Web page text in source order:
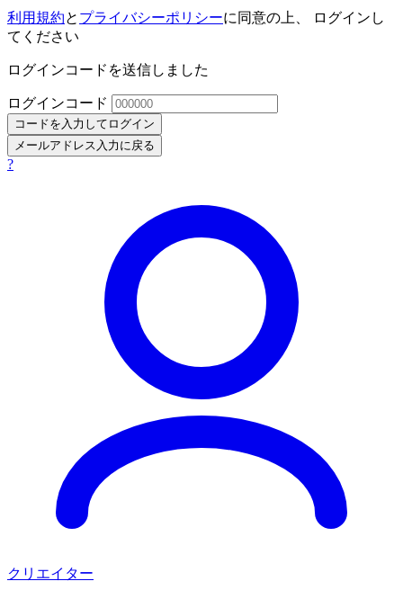
利用規約と プライバシーポリシーに同意の上、 ログインし
てください
ログインコードを送信しました
ログインコード
コードを入力してログイン
メールアドレス入力に戻る
?
クリエイター